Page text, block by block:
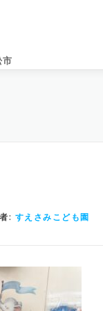
市
: すえさみこども園